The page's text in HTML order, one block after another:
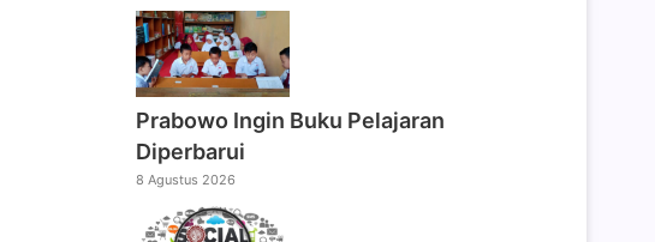
Prabowo Ingin Buku Pelajaran
Diperbarui
8 Agustus 2026